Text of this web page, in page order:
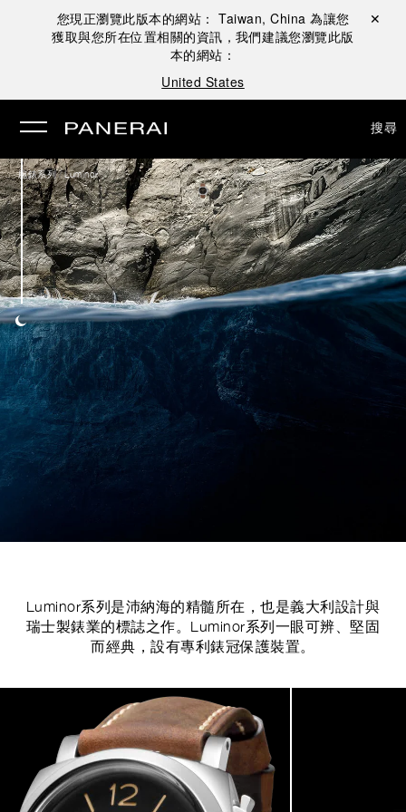
您現正瀏覽此版本的網站： Taiwan, China 為讓您
獲取與您所在位置相關的資訊，我們建議您瀏覽此版
本的網站：
United States
關閉 ✕
搜尋
腕錶系列 /Luminor
Luminor系列是沛納海的精髓所在，也是義大利設計與
瑞士製錶業的標誌之作。Luminor系列一眼可辨、堅固
而經典，設有專利錶冠保護裝置。
Image